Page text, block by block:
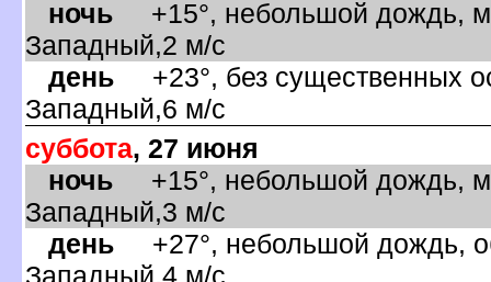
ночь +15°, небольшой дождь,
Западный,2 м/с
день +23°, без существенных
Западный,6 м/с
суббота, 27 июня
ночь +15°, небольшой дождь,
Западный,3 м/с
день +27°, небольшой дождь,
Западный,4 м/с